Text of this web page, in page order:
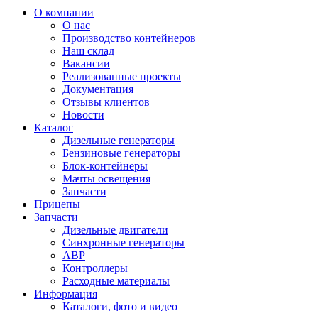
О компании
О нас
Производство контейнеров
Наш склад
Вакансии
Реализованные проекты
Документация
Отзывы клиентов
Новости
Каталог
Дизельные генераторы
Бензиновые генераторы
Блок-контейнеры
Мачты освещения
Запчасти
Прицепы
Запчасти
Дизельные двигатели
Синхронные генераторы
АВР
Контроллеры
Расходные материалы
Информация
Каталоги, фото и видео